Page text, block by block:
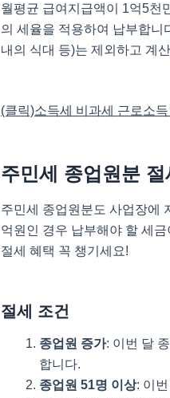
월평균 급여지급액이 1억5천
의 세율을 적용하여 납부합니
내의 식대 등)는 제외하고 계
(클릭)소득세 비과세 근로소득
주민세 종업원분 절
주민세 종업원분도 사업장에
억원인 경우 납부해야 할 세
절세 혜택 꼭 챙기세요!
절세 조건
종업원 증가: 이번 달
합니다.
종업원 51명 이상: 이